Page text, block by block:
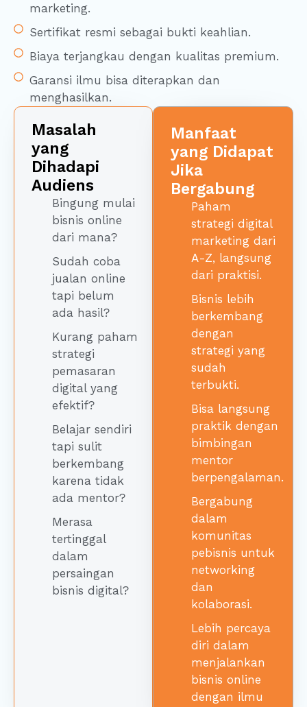
marketing.
Sertifikat resmi sebagai bukti keahlian.
Biaya terjangkau dengan kualitas premium.
Garansi ilmu bisa diterapkan dan
menghasilkan.
Masalah
yang
Dihadapi
Audiens
Bingung mulai
bisnis online
dari mana?
Sudah coba
jualan online
tapi belum
ada hasil?
Kurang paham
strategi
pemasaran
digital yang
efektif?
Belajar sendiri
tapi sulit
berkembang
karena tidak
ada mentor?
Merasa
tertinggal
dalam
persaingan
bisnis digital?
Manfaat
yang Didapat
Jika
Bergabung
Paham
strategi digital
marketing dari
A-Z, langsung
dari praktisi.
Bisnis lebih
berkembang
dengan
strategi yang
sudah
terbukti.
Bisa langsung
praktik dengan
bimbingan
mentor
berpengalaman.
Bergabung
dalam
komunitas
pebisnis untuk
networking
dan
kolaborasi.
Lebih percaya
diri dalam
menjalankan
bisnis online
dengan ilmu